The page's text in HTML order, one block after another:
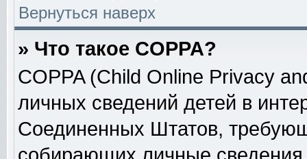
Вернуться наверх
» Что такое COPPA?
COPPA (Child Online Privacy
личных сведений детей в
Соединенных Штатов,